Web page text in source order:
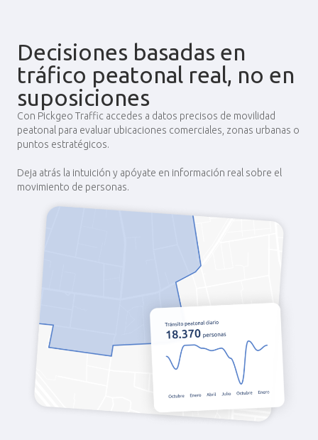
Decisiones basadas en
tráfico peatonal real, no en
suposiciones
Con Pickgeo Traffic accedes a datos precisos de movilidad
peatonal para evaluar ubicaciones comerciales, zonas urbanas o
puntos estratégicos.
Deja atrás la intuición y apóyate en información real sobre el
movimiento de personas.